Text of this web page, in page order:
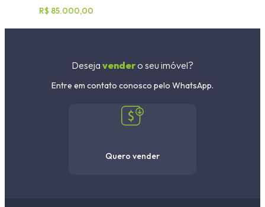
R$ 85.000,00
Deseja vendero seu imóvel?
Entre em contato conosco pelo WhatsApp.
Quero vender